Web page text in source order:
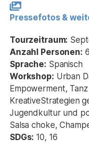
Pressefotos &
Tourzeitraum:
Anzahl Personen:
Sprache: Spanisch
Workshop: Urban
Empowerment,
KreativeStrategien
Jugendkultur und
Salsa choke,
SDGs: 10, 16